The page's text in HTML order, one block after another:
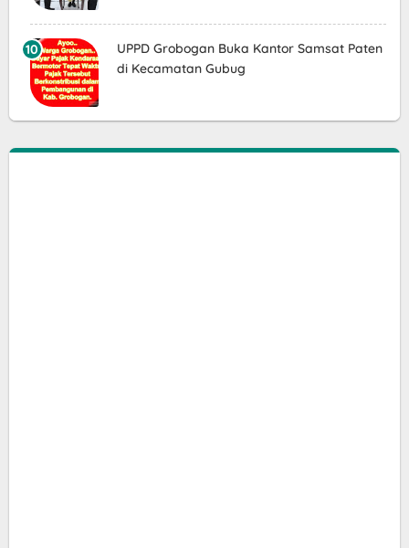
UPPD Grobogan Buka Kantor Samsat Paten
di Kecamatan Gubug